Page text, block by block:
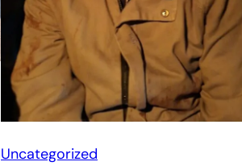
Uncategorized